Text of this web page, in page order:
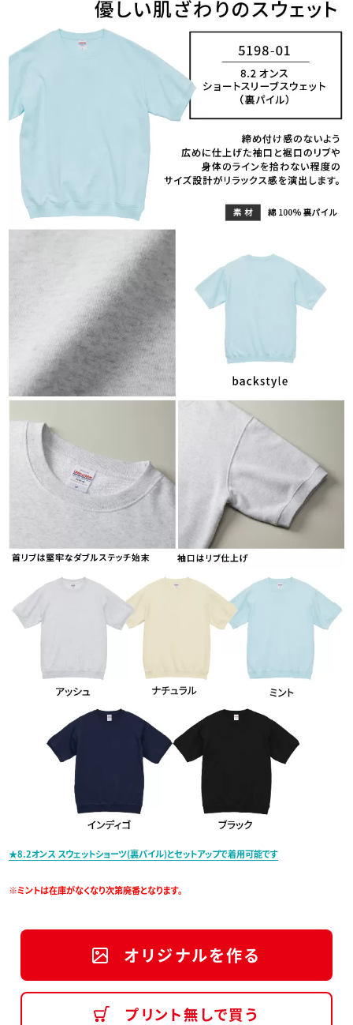
★8.2オンス スウェットショーツ(裏パイル)とセットアップで着用可能です
※ミントは在庫がなくなり次第廃番となります。
オリジナルを作る
プリント無しで買う